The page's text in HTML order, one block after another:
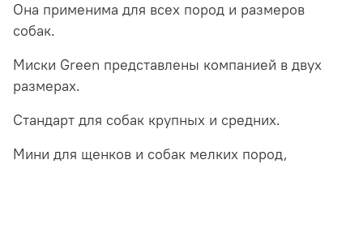
Она применима для всех пород и размеров
собак.
Миски Green представлены компанией в двух
размерах.
Стандарт для собак крупных и средних.
Мини для щенков и собак мелких пород,